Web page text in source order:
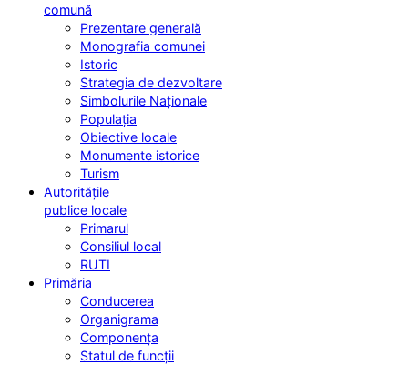
comună
Prezentare generală
Monografia comunei
Istoric
Strategia de dezvoltare
Simbolurile Naționale
Populația
Obiective locale
Monumente istorice
Turism
Autoritățile
publice locale
Primarul
Consiliul local
RUTI
Primăria
Conducerea
Organigrama
Componența
Statul de funcții